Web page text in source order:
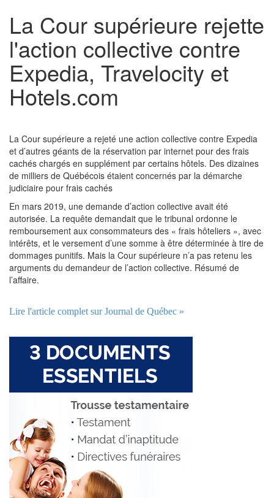
La Cour supérieure rejette
l'action collective contre
Expedia, Travelocity et
Hotels.com
La Cour supérieure a rejeté une action collective contre Expedia
et d’autres géants de la réservation par internet pour des frais
cachés chargés en supplément par certains hôtels. Des dizaines
de milliers de Québécois étaient concernés par la démarche
judiciaire pour frais cachés
En mars 2019, une demande d’action collective avait été
autorisée. La requête demandait que le tribunal ordonne le
remboursement aux consommateurs des « frais hôteliers », avec
intérêts, et le versement d’une somme à être déterminée à tire de
dommages punitifs. Mais la Cour supérieure n’a pas retenu les
arguments du demandeur de l’action collective. Résumé de
l’affaire.
Lire l'article complet sur Journal de Québec »